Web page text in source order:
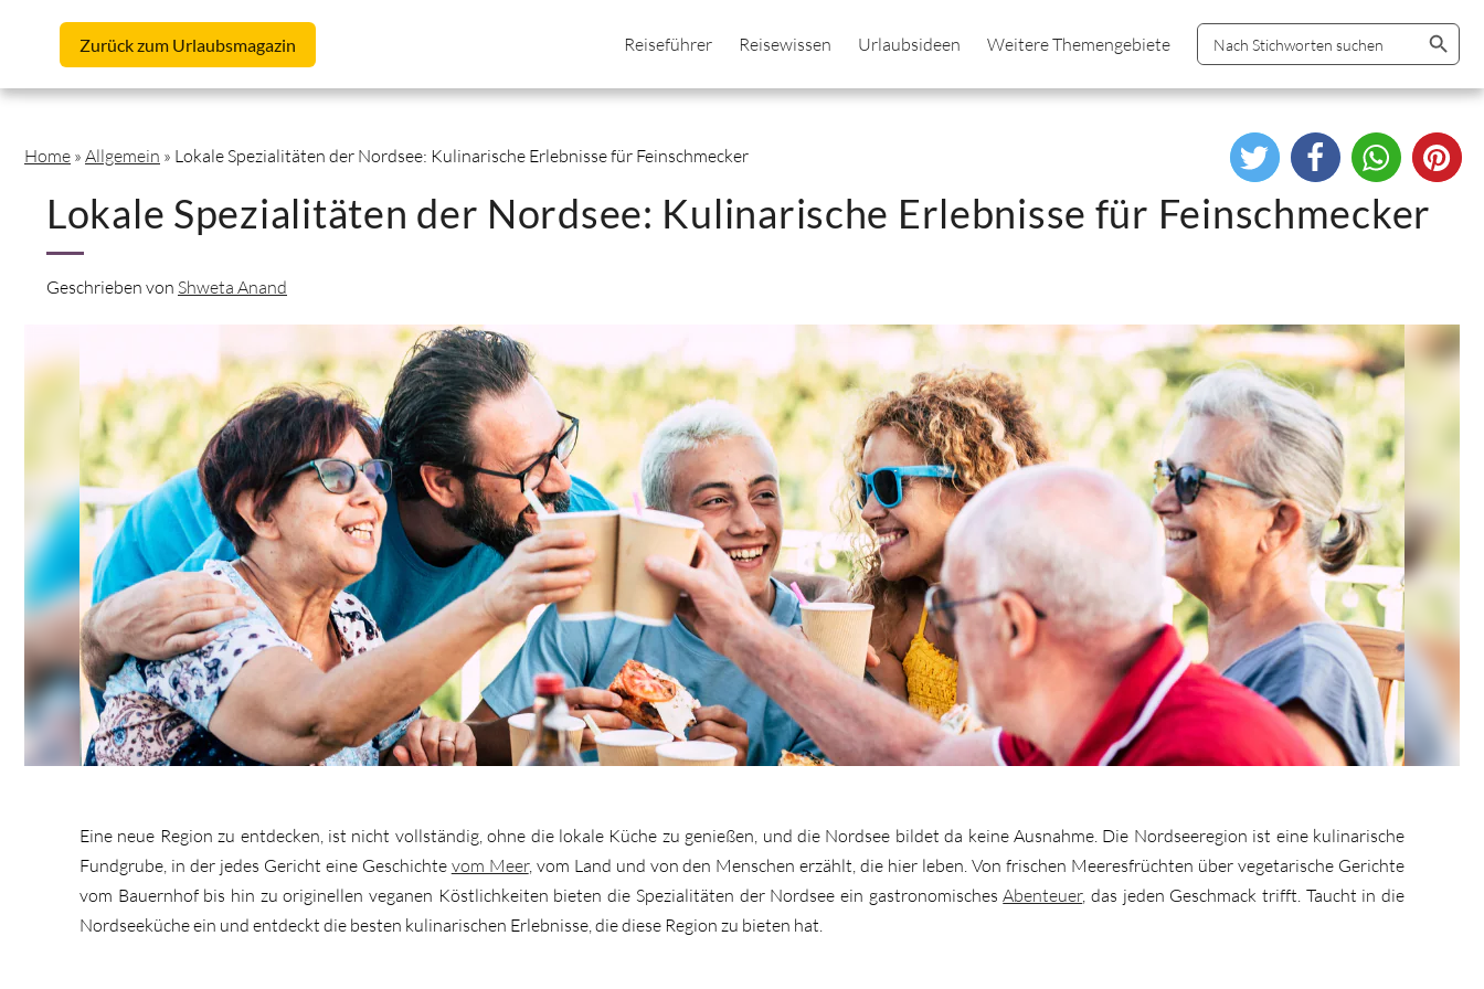
Zurückzum Urlaubsmagazin Reiseführer Reisewissen Urlaubsideen Weitere Themengebiete
Search
for:
Search Button
Home » Allgemein » Lokale Spezialitäten der Nordsee: Kulinarische Erlebnisse für Feinschmecker
Lokale Spezialitäten der Nordsee: Kulinarische Erlebnisse für Feinschmecker
Geschrieben von Shweta Anand
Eine neue Region zu entdecken, ist nicht vollständig, ohne die lokale Küche zu genießen, und die Nordsee bildet da keine Ausnahme. Die Nordseeregion ist eine kulinarische
Fundgrube, in der jedes Gericht eine Geschichte vom Meer, vom Land und von den Menschen erzählt, die hier leben. Von frischen Meeresfrüchten über vegetarische Gerichte
vom Bauernhof bis hin zu originellen veganen Köstlichkeiten bieten die Spezialitäten der Nordsee ein gastronomischesAbenteuer, das jeden Geschmack trifft. Taucht in die
Nordseeküche ein und entdeckt die besten kulinarischen Erlebnisse, die diese Region zu bieten hat.